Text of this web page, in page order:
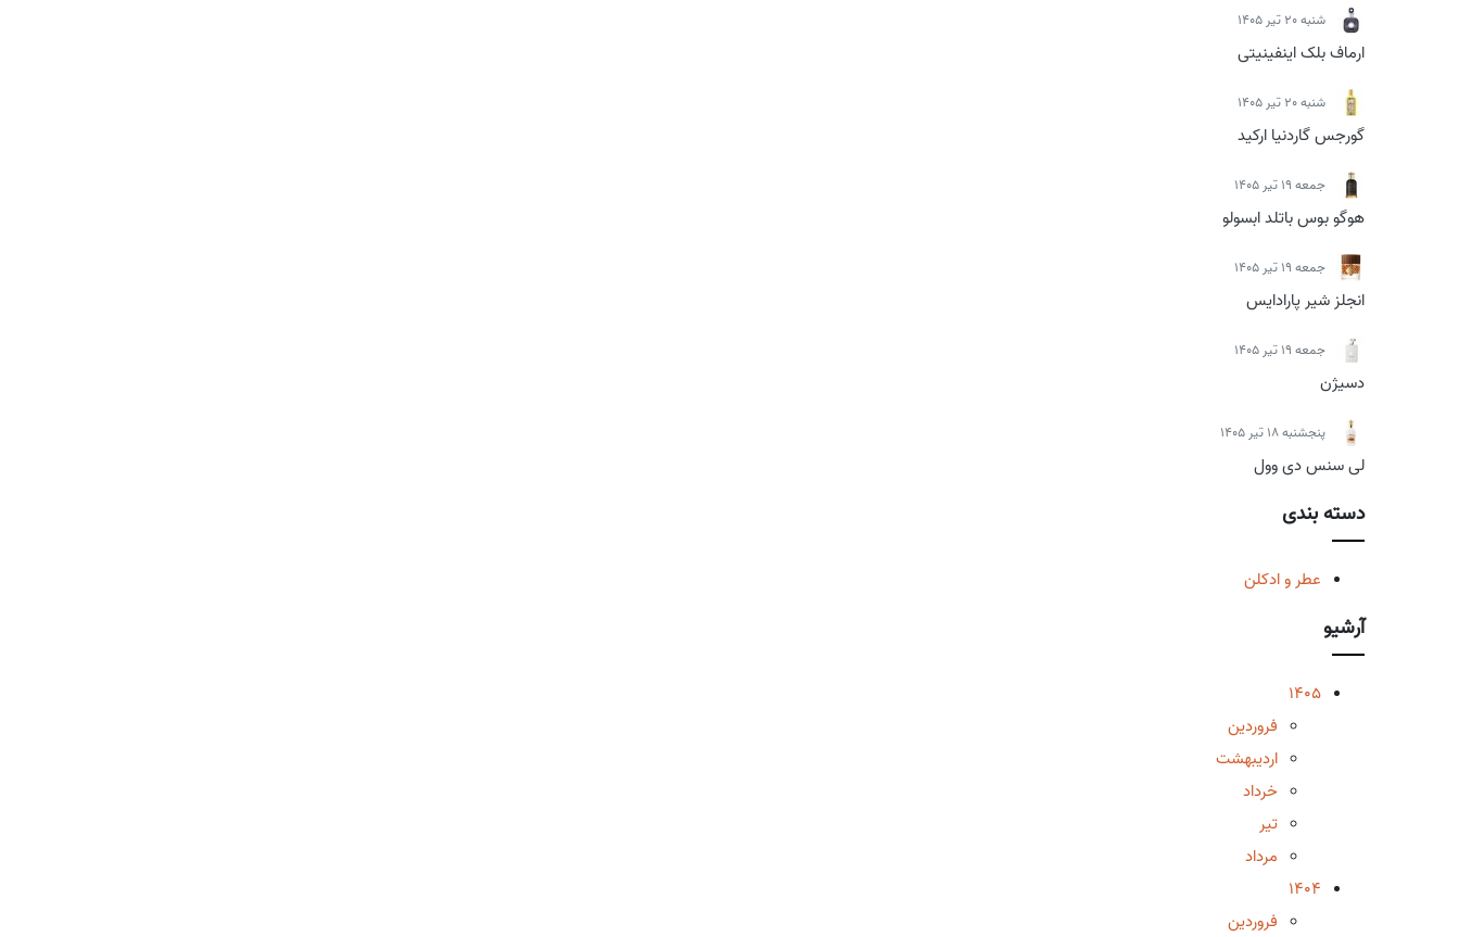
شنبه 20 تیر 1405
ارماف بلک اینفینیتی
شنبه 20 تیر 1405
گورجس گاردنیا ارکید
جمعه 19 تیر 1405
هوگو بوس باتلد ابسولو
جمعه 19 تیر 1405
انجلز شیر پارادایس
جمعه 19 تیر 1405
دسیژن
پنجشنبه 18 تیر 1405
لی سنس دی وول
دسته بندی
عطر و ادکلن
آرشیو
1405
فروردین
اردیبهشت
خرداد
تیر
مرداد
1404
فروردین